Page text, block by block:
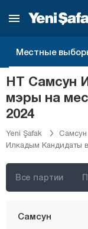
Местные
НТ Самсун
мэры на
2024
Yeni Şafak
Илкадым Кандидаты
Все партии
Мерсин
Муш
Невшехир
Нигде
Орду
Османие
Сакарья
Самсун